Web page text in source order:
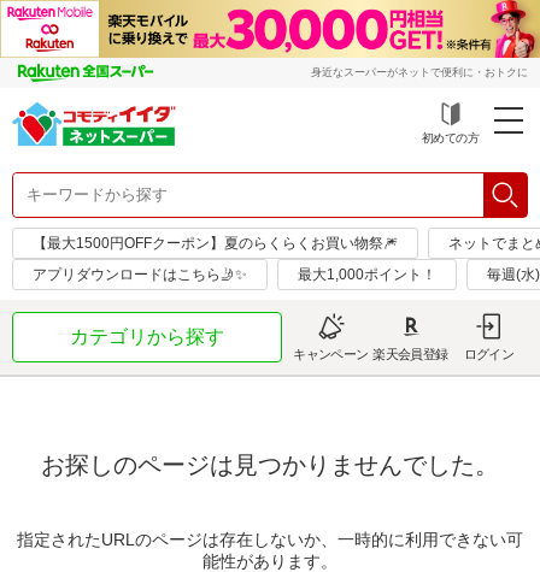
身近なスーパーがネットで便利に・おトクに
初めての方
【最大1500円OFFクーポン】夏のらくらくお買い物祭🎆
ネットでまと
アプリダウンロードはこちら🤳✨
最大1,000ポイント！ 毎週(水
カテゴリから探す
キャンペーン 楽天会員登録 ログイン
お探しのページは見つかりませんでした。
指定されたURLのページは存在しないか、一時的に利用できない可
能性があります。